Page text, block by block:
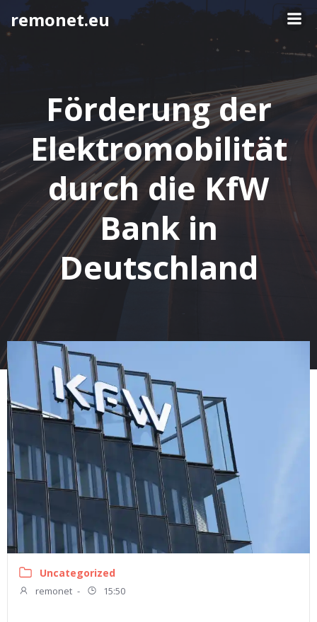
Springe
remonet.eu
Förderung der
Elektromobilität
durch die KfW
Bank in
Deutschland
Uncategorized
remonet - 15:50